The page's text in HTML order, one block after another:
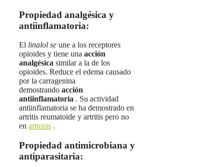
Propiedad analgésica y
antiinflamatoria:
El linalol se une a los receptores
opioides y tiene una acción
analgésica similar a la de los
opioides. Reduce el edema causado
por la carragenina
demostrando acción
antiinflamatoria . Su actividad
antiinflamatoria se ha demostrado en
artritis reumatoide y artritis pero no
en artrosis .
Propiedad antimicrobiana y
antiparasitaria: